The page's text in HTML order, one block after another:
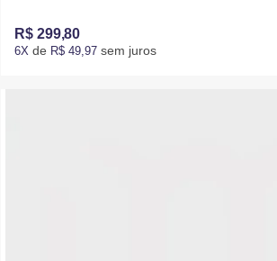
R$ 299,80
6X de R$ 49,97 sem juros